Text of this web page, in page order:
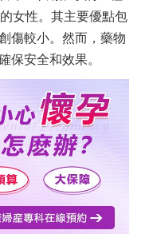
女性。其主要優點包
傷較小。然而，藥物
保安全和效果。